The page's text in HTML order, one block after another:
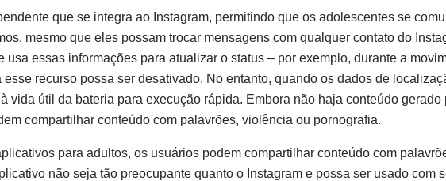
que se integra ao Instagram, permitindo que os adolescentes se
mesmo que eles possam trocar mensagens com qualquer contato do
essas informações para atualizar o status – por exemplo, durante a
recurso possa ser desativado. No entanto, quando os dados de
vida útil da bateria para execução rápida. Embora não haja conteúdo gerado
compartilhar conteúdo com palavrões, violência ou pornografia.
para adultos, os usuários podem compartilhar conteúdo com
não seja tão preocupante quanto o Instagram e possa ser usado com